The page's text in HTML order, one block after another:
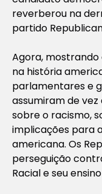
reverberou na
partido
Agora,
na história
parlamentares e
assumiram de
sobre o racismo,
implicações para
americana. Os
perseguição
Racial e seu